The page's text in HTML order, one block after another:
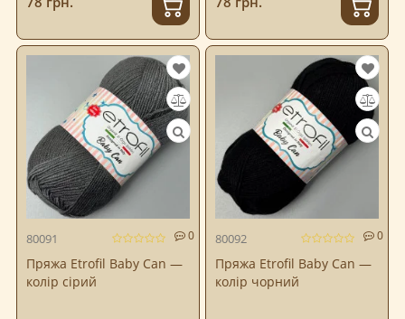
80091 0
Пряжа Etrofil Baby Can —
колір сірий
80092 0
Пряжа Etrofil Baby Can —
колір чорний